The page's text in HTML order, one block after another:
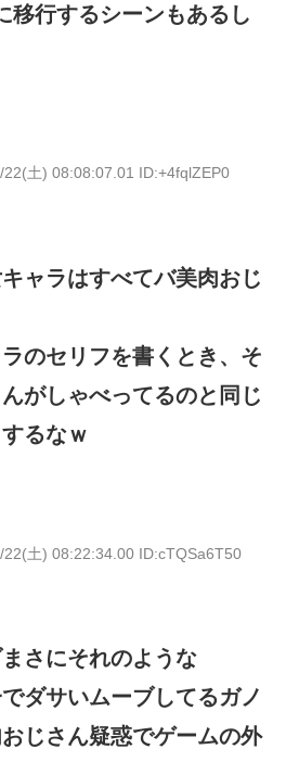
移行するシーンもあるし
22(土) 08:08:07.01 ID:+4fqlZEP0
ャラはすべてバ美肉おじ
のセリフを書くとき、そ
がしゃべってるのと同じ
るなｗ
22(土) 08:22:34.00 ID:cTQSa6T50
さにそれのような
ダサいムーブしてるガノ
じさん疑惑でゲームの外